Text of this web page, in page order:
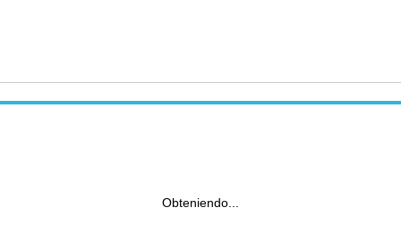
Obteniendo...